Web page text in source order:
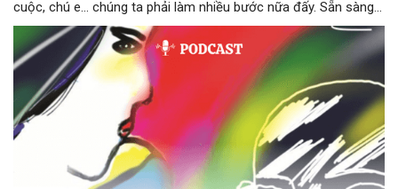
cuộc, chú e… chúng ta phải làm nhiều bước nữa đấy. Sẵn sàng
thì tiếp tục nhé! Chú Minh cầm tập bài viết đưa lại cho Thy. Cô
ngại ngùng đỡ lấy. Đây là lần thứ ba, loạt bài phóng sự của mình
bị Tổng biên tập kêu lên để trả lại...